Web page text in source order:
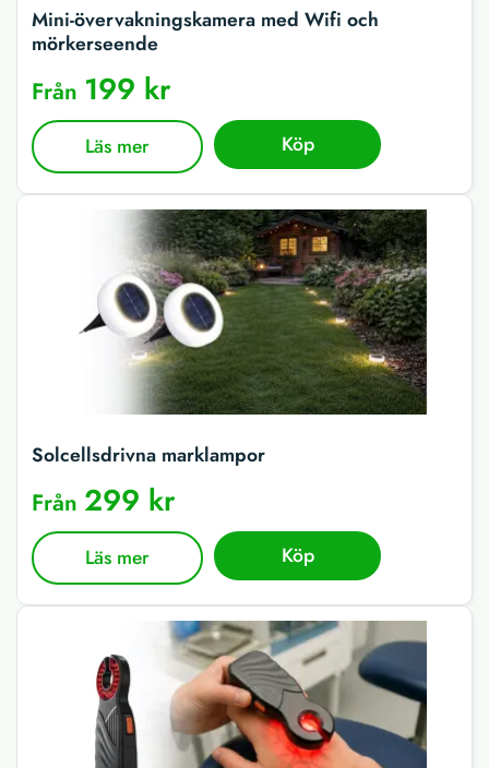
Mini-övervakningskamera med Wifi och
mörkerseende
Från 199 kr
Läs mer Köp
Solcellsdrivna marklampor
Från 299 kr
Läs mer Köp